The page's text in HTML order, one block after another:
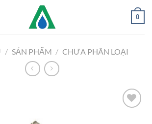
0
/ SẢN PHẨM / CHƯA PHÂN LOẠI